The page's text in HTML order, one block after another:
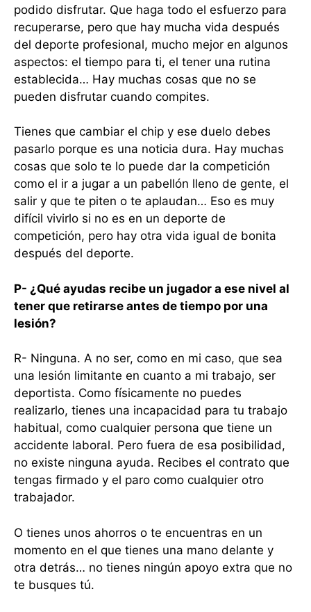
podido disfrutar. Que haga todo el esfuerzo para
recuperarse, pero que hay mucha vida después
del deporte profesional, mucho mejor en algunos
aspectos: el tiempo para ti, el tener una rutina
establecida… Hay muchas cosas que no se
pueden disfrutar cuando compites.
Tienes que cambiar el chip y ese duelo debes
pasarlo porque es una noticia dura. Hay muchas
cosas que solo te lo puede dar la competición
como el ir a jugar a un pabellón lleno de gente, el
salir y que te piten o te aplaudan… Eso es muy
difícil vivirlo si no es en un deporte de
competición, pero hay otra vida igual de bonita
después del deporte.
P- ¿Qué ayudas recibe un jugador a ese nivel al
tener que retirarse antes de tiempo por una
lesión?
R- Ninguna. A no ser, como en mi caso, que sea
una lesión limitante en cuanto a mi trabajo, ser
deportista. Como físicamente no puedes
realizarlo, tienes una incapacidad para tu trabajo
habitual, como cualquier persona que tiene un
accidente laboral. Pero fuera de esa posibilidad,
no existe ninguna ayuda. Recibes el contrato que
tengas firmado y el paro como cualquier otro
trabajador.
O tienes unos ahorros o te encuentras en un
momento en el que tienes una mano delante y
otra detrás… no tienes ningún apoyo extra que no
te busques tú.